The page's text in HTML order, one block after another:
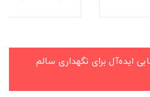
ایده‌آل برای نگهداری سالم